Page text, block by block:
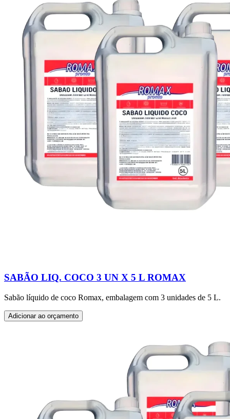
SABÃO LIQ. COCO 3 UN X 5 L ROMAX
Sabão líquido de coco Romax, embalagem com 3 unidades de 5 L.
Adicionar ao orçamento